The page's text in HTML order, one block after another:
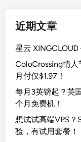
近期文章
星云
ColoCrossing情人
月付仅$1.97！
每月3英镑起？英
个月免费机！
想试试高端VPS
验，有试用套餐！